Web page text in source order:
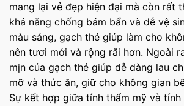
mang lại vẻ đẹp hiện đại mà còn rất
khả năng chống bám bẩn và dễ vệ
màu sáng, gạch thẻ giúp làm cho
nên tươi mới và rộng rãi hơn. Ngoài
mịn của gạch thẻ giúp dễ dàng lau
mỡ và thức ăn, giữ cho không gian
Sự kết hợp giữa tính thẩm mỹ và tính